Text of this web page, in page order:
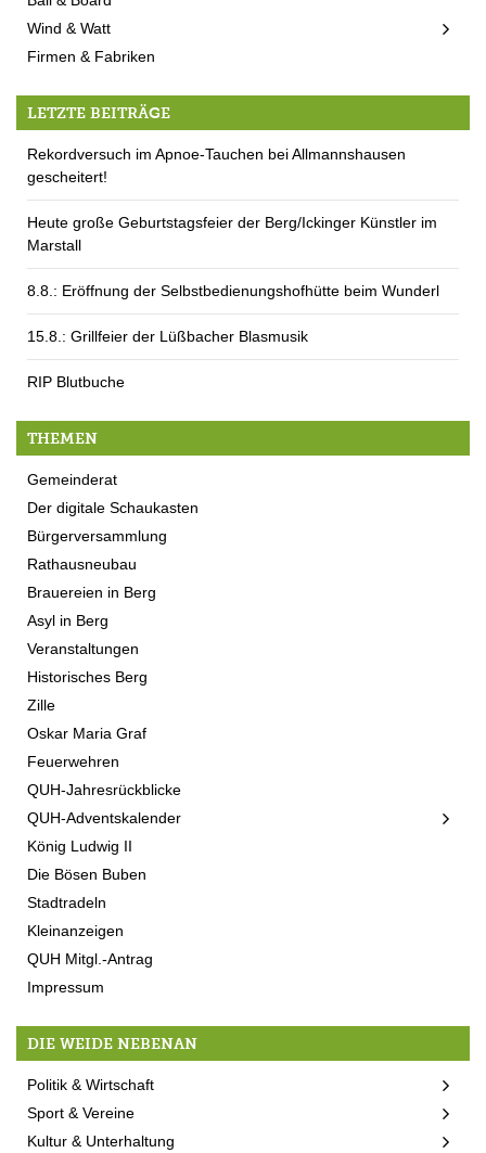
Wind & Watt
Firmen & Fabriken
LETZTE BEITRÄGE
Rekordversuch im Apnoe-Tauchen bei Allmannshausen
gescheitert!
Heute große Geburtstagsfeier der Berg/Ickinger Künstler im
Marstall
8.8.: Eröffnung der Selbstbedienungshofhütte beim Wunderl
15.8.: Grillfeier der Lüßbacher Blasmusik
RIP Blutbuche
THEMEN
Gemeinderat
Der digitale Schaukasten
Bürgerversammlung
Rathausneubau
Brauereien in Berg
Asyl in Berg
Veranstaltungen
Historisches Berg
Zille
Oskar Maria Graf
Feuerwehren
QUH-Jahresrückblicke
QUH-Adventskalender
König Ludwig II
Die Bösen Buben
Stadtradeln
Kleinanzeigen
QUH Mitgl.-Antrag
Impressum
DIE WEIDE NEBENAN
Politik & Wirtschaft
Sport & Vereine
Kultur & Unterhaltung